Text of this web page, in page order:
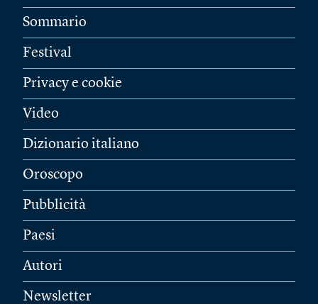
Sommario
Festival
Privacy e cookie
Video
Dizionario italiano
Oroscopo
Pubblicità
Paesi
Autori
Newsletter